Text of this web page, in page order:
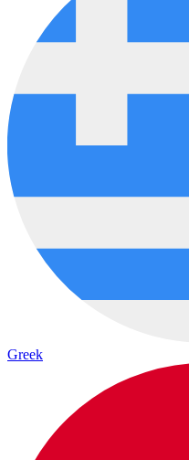
Greek